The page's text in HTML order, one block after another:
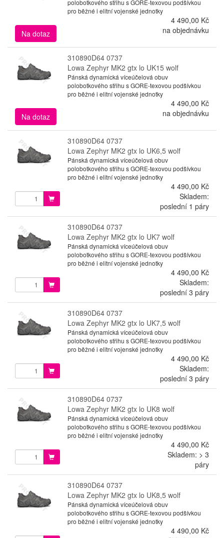
polobotkového střihu s GORE-texovou podšívkou
pro běžné i elitní vojenské jednotky
4 490,00 Kč
Na dotaz
na objednávku
310890D64 0737
Lowa Zephyr MK2 gtx lo UK15 wolf
Pánská dynamická víceúčelová obuv
polobotkového střihu s GORE-texovou podšívkou
pro běžné i elitní vojenské jednotky
4 490,00 Kč
Na dotaz
na objednávku
310890D64 0737
Lowa Zephyr MK2 gtx lo UK6,5 wolf
Pánská dynamická víceúčelová obuv
polobotkového střihu s GORE-texovou podšívkou
pro běžné i elitní vojenské jednotky
4 490,00 Kč
Skladem:
poslední 1 páry
310890D64 0737
Lowa Zephyr MK2 gtx lo UK7 wolf
Pánská dynamická víceúčelová obuv
polobotkového střihu s GORE-texovou podšívkou
pro běžné i elitní vojenské jednotky
4 490,00 Kč
Skladem:
poslední 3 páry
310890D64 0737
Lowa Zephyr MK2 gtx lo UK7,5 wolf
Pánská dynamická víceúčelová obuv
polobotkového střihu s GORE-texovou podšívkou
pro běžné i elitní vojenské jednotky
4 490,00 Kč
Skladem:
poslední 3 páry
310890D64 0737
Lowa Zephyr MK2 gtx lo UK8 wolf
Pánská dynamická víceúčelová obuv
polobotkového střihu s GORE-texovou podšívkou
pro běžné i elitní vojenské jednotky
4 490,00 Kč
Skladem: > 3
páry
310890D64 0737
Lowa Zephyr MK2 gtx lo UK8,5 wolf
Pánská dynamická víceúčelová obuv
polobotkového střihu s GORE-texovou podšívkou
pro běžné i elitní vojenské jednotky
4 490,00 Kč